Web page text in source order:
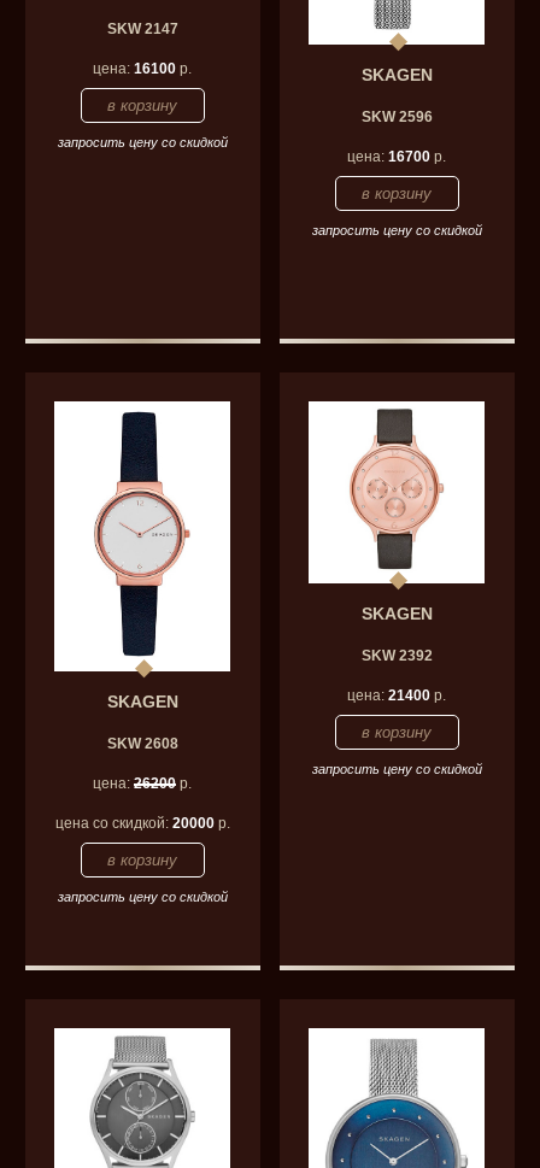
SKW 2147
цена:16100 р.
запросить цену со скидкой
SKAGEN
SKW 2596
цена:16700 р.
запросить цену со скидкой
SKAGEN
SKW 2608
цена:26200 р.
цена со скидкой: 20000р.
запросить цену со скидкой
SKAGEN
SKW 2392
цена:21400 р.
запросить цену со скидкой